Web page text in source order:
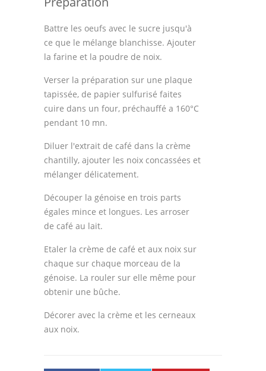
Battre les oeufs avec le sucre jusqu'à
ce que le mélange blanchisse. Ajouter
la farine et la poudre de noix.
Verser la préparation sur une plaque
tapissée, de papier sulfurisé faites
cuire dans un four, préchauffé a 160°C
pendant 10 mn.
Diluer l'extrait de café dans la crème
chantilly, ajouter les noix concassées et
mélanger délicatement.
Découper la génoise en trois parts
égales mince et longues. Les arroser
de café au lait.
Etaler la crème de café et aux noix sur
chaque sur chaque morceau de la
génoise. La rouler sur elle même pour
obtenir une bûche.
Décorer avec la crème et les cerneaux
aux noix.